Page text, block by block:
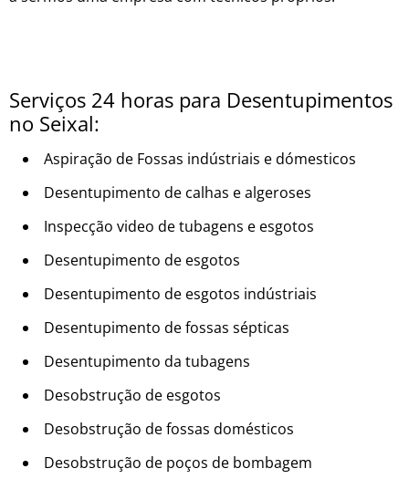
Serviços 24 horas para Desentupimentos
no Seixal:
Aspiração de Fossas indústriais e dómesticos
Desentupimento de calhas e algeroses
Inspecção video de tubagens e esgotos
Desentupimento de esgotos
Desentupimento de esgotos indústriais
Desentupimento de fossas sépticas
Desentupimento da tubagens
Desobstrução de esgotos
Desobstrução de fossas domésticos
Desobstrução de poços de bombagem